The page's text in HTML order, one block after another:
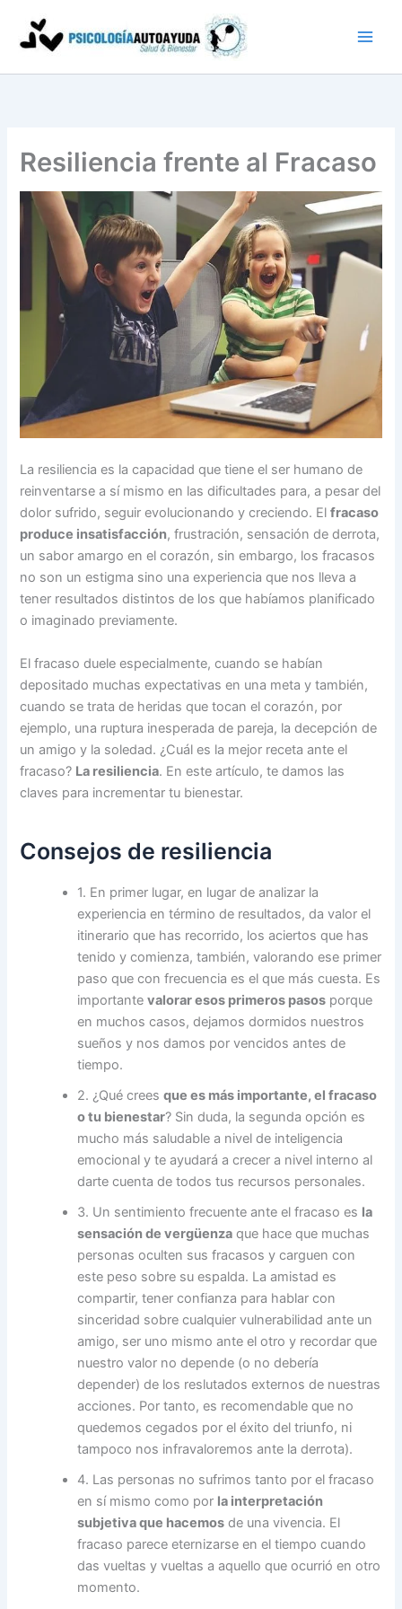
contenido
Resiliencia frente al Fracaso
La resiliencia es la capacidad que tiene el ser humano de
reinventarse a sí mismo en las dificultades para, a pesar del
dolor sufrido, seguir evolucionando y creciendo. Elfracaso
produce insatisfacción, frustración, sensación de derrota,
un sabor amargo en el corazón, sin embargo, los fracasos
no son un estigma sino una experiencia que nos lleva a
tener resultados distintos de los que habíamos planificado
o imaginado previamente.
El fracaso duele especialmente, cuando se habían
depositado muchas expectativas en una meta y también,
cuando se trata de heridas que tocan el corazón, por
ejemplo, una ruptura inesperada de pareja, la decepción de
un amigo y la soledad. ¿Cuál es la mejor receta ante el
fracaso? La resiliencia. En este artículo, te damos las
claves para incrementar tu bienestar.
Consejos de resiliencia
1. En primer lugar, en lugar de analizar la
experiencia en término de resultados, da valor el
itinerario que has recorrido, los aciertos que has
tenido y comienza, también, valorando ese primer
paso que con frecuencia es el que más cuesta. Es
importantevalorar esos primeros pasos porque
en muchos casos, dejamos dormidos nuestros
sueños y nos damos por vencidos antes de
tiempo.
2. ¿Qué creesque es más importante, el fracaso
o tu bienestar? Sin duda, la segunda opción es
mucho más saludable a nivel de inteligencia
emocional y te ayudará a crecer a nivel interno al
darte cuenta de todos tus recursos personales.
3. Un sentimiento frecuente ante el fracaso es la
sensación de vergüenza que hace que muchas
personas oculten sus fracasos y carguen con
este peso sobre su espalda. La amistad es
compartir, tener confianza para hablar con
sinceridad sobre cualquier vulnerabilidad ante un
amigo, ser uno mismo ante el otro y recordar que
nuestro valor no depende (o no debería
depender) de los reslutados externos de nuestras
acciones. Por tanto, es recomendable que no
quedemos cegados por el éxito del triunfo, ni
tampoco nos infravaloremos ante la derrota).
4. Las personas no sufrimos tanto por el fracaso
en sí mismo como por la interpretación
subjetiva que hacemos de una vivencia. El
fracaso parece eternizarse en el tiempo cuando
das vueltas y vueltas a aquello que ocurrió en otro
momento.